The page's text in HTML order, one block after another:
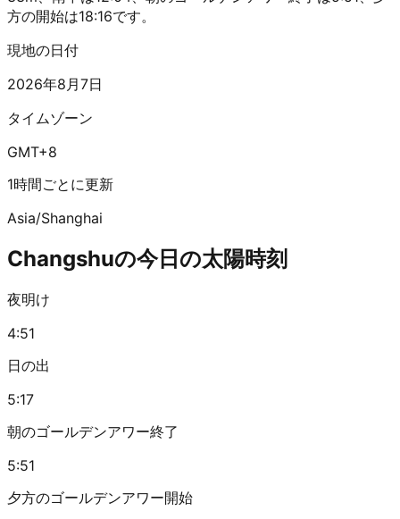
方の開始は18:16です。
現地の日付
2026年8月7日
タイムゾーン
GMT+8
1時間ごとに更新
Asia/Shanghai
Changshuの今日の太陽時刻
夜明け
4:51
日の出
5:17
朝のゴールデンアワー終了
5:51
夕方のゴールデンアワー開始